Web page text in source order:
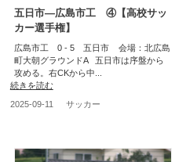
五日市―広島市工 ④【高校サッ
カー選手権】
広島市工 0 - 5 五日市 会場：北広島
町大朝グラウンドA 五日市は序盤から
攻める。右CKから中...
続きを読む
2025-09-11
サッカー